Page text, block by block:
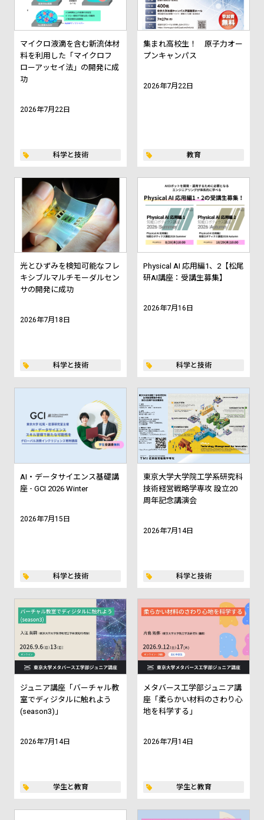
マイクロ液滴を含む新流体材
料を利用した「マイクロフ
ローアッセイ法」の開発に成
功
2026年7月22日
科学と技術
集まれ高校生！ 原子力オー
プンキャンパス
2026年7月22日
教育
光とひずみを検知可能なフレ
キシブルマルチモーダルセン
サの開発に成功
2026年7月18日
科学と技術
Physical AI 応用編1、2【松尾
研AI講座：受講生募集】
2026年7月16日
科学と技術
AI・データサイエンス基礎講
座 - GCI 2026 Winter
2026年7月15日
科学と技術
東京大学大学院工学系研究科
技術経営戦略学専攻 設立20
周年記念講演会
2026年7月14日
科学と技術
ジュニア講座「バーチャル教
室でディジタルに触れよう
(season3)」
2026年7月14日
学生と教育
メタバース工学部ジュニア講
座「柔らかい材料のさわり心
地を科学する」
2026年7月14日
学生と教育